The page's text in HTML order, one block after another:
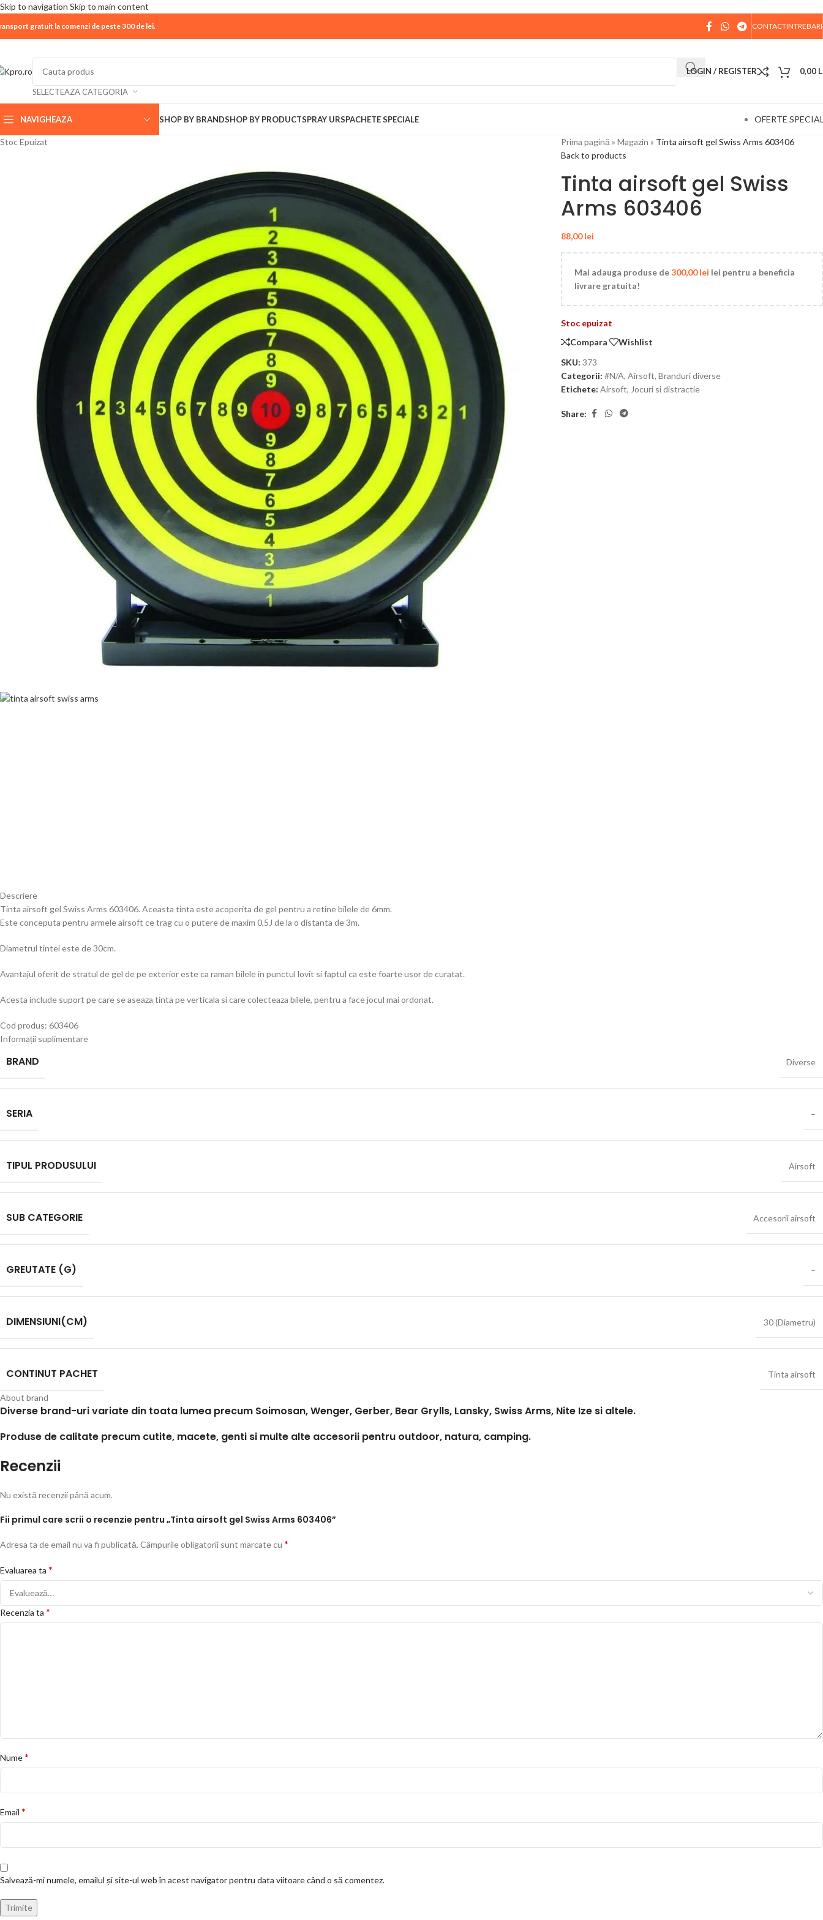
Skip to navigation Skip to main content
| 📦 Program livrari|In perioada11 August - 18 August,magazinul KPRO este inchis. Comenziile plasate pana in data de 10 August, la ora 15:00, vor fi expediate. Va
multumim pentru intelegere!
gratuit la comenzi de peste 300 de lei. CONTACTINTREBARI
SELECTEAZA CATEGORIA
LOGIN / REGISTER 0,00
NAVIGHEAZA SHOP BY BRANDSHOP BY PRODUCTSPRAY URSPACHETE SPECIALE OFERTE
Stoc Epuizat Prima pagină » Magazin » Tinta airsoft gel Swiss Arms 603406
Back to products
Tinta airsoft gel Swiss
Arms 603406
88,00lei
Mai adauga produse de300,00lei lei pentru a beneficia
livrare gratuita!
Stoc epuizat
Compara
Wishlist
SKU: 373
Categorii: #N/A, Airsoft, Branduri diverse
Etichete: Airsoft, Jocuri si distractie
Share:
Descriere
Tinta airsoft gel Swiss Arms 603406. Aceasta tinta este acoperita de gel pentru a retine bilele de 6mm.
Este conceputa pentru armele airsoft ce trag cu o putere de maxim 0,5J de la o distanta de 3m.
Diametrul tintei este de 30cm.
Avantajul oferit de stratul de gel de pe exterior este ca raman bilele in punctul lovit si faptul ca este foarte usor de curatat.
Acesta include suport pe care se aseaza tinta pe verticala si care colecteaza bilele, pentru a face jocul mai ordonat.
Cod produs: 603406
Informații suplimentare
BRAND Diverse
SERIA –
TIPUL PRODUSULUI Airsoft
SUB CATEGORIE Accesorii airsoft
GREUTATE (G) –
DIMENSIUNI(CM) 30 (Diametru)
CONTINUT PACHET Tinta airsoft
About brand
Diverse brand-uri variate din toata lumea precum Soimosan, Wenger, Gerber, Bear Grylls, Lansky, Swiss Arms, Nite Ize si altele.
Produse de calitate precum cutite, macete, genti si multe alte accesorii pentru outdoor, natura, camping.
Recenzii
Nu există recenzii până acum.
Fii primul care scrii o recenzie pentru „Tinta airsoft gel Swiss Arms 603406”
Adresa ta de email nu va fi publicată.Câmpurile obligatorii sunt marcate cu *
Evaluarea ta *
Recenzia ta *
Nume*
Email *
Salvează-mi numele, emailul și site-ul web în acest navigator pentru data viitoare când o să comentez.